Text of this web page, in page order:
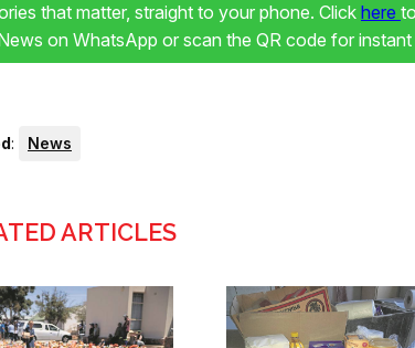
that matter, straight to your phone. Click here to
on WhatsApp or scan the QR code for
: News
ARTICLES